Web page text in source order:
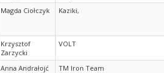
Magda Ciołczyk Kaziki,
Krzysztof
Zarzycki
VOLT
Anna Andrałojć TM Iron Team